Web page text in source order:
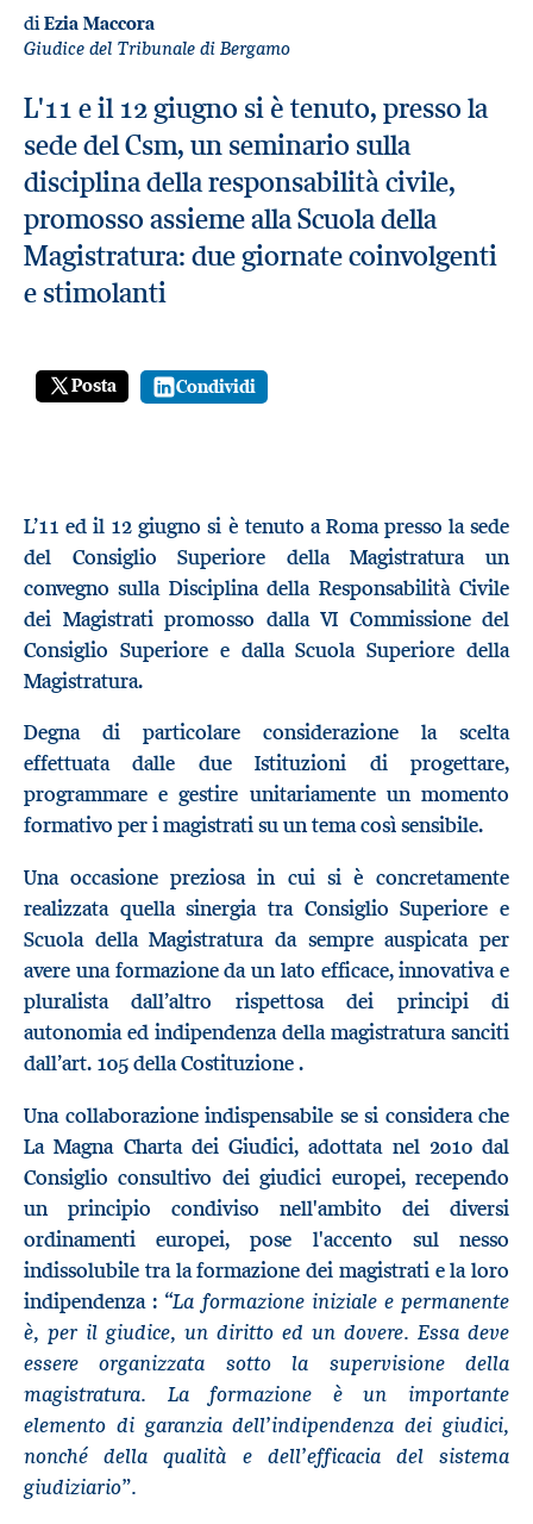
diEzia Maccora
Giudice del Tribunale di Bergamo
L'11 e il 12 giugno si è tenuto, presso la
sede del Csm, un seminario sulla
disciplina della responsabilità civile,
promosso assieme alla Scuola della
Magistratura: due giornate coinvolgenti
e stimolanti
Posta Condividi
L’11 ed il 12 giugno si è tenuto a Roma presso la sede
del Consiglio Superiore della Magistratura un
convegno sulla Disciplina della Responsabilità Civile
dei Magistrati promosso dalla VI Commissione del
Consiglio Superiore e dalla Scuola Superiore della
Magistratura.
Degna di particolare considerazione la scelta
effettuata dalle due Istituzioni di progettare,
programmare e gestire unitariamente un momento
formativo per i magistrati su un tema così sensibile.
Una occasione preziosa in cui si è concretamente
realizzata quella sinergia tra Consiglio Superiore e
Scuola della Magistratura da sempre auspicata per
avere una formazione da un lato efficace, innovativa e
pluralista dall’altro rispettosa dei principi di
autonomia ed indipendenza della magistratura sanciti
dall’art. 105 della Costituzione .
Una collaborazione indispensabile se si considera che
La Magna Charta dei Giudici, adottata nel 2010 dal
Consiglio consultivo dei giudici europei, recependo
un principio condiviso nell'ambito dei diversi
ordinamenti europei, pose l'accento sul nesso
indissolubile tra la formazione dei magistrati e la loro
indipendenza : “La formazione iniziale e permanente
è, per il giudice, un diritto ed un dovere. Essa deve
essere organizzata sotto la supervisione della
magistratura. La formazione è un importante
elemento di garanzia dell’indipendenza dei giudici,
nonché della qualità e dell’efficacia del sistema
giudiziario”.